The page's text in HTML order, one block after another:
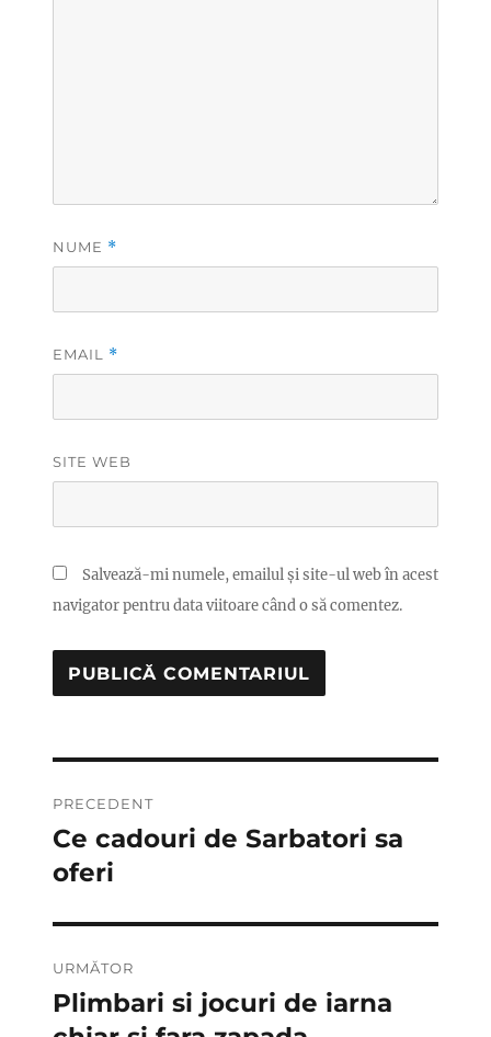
NUME *
EMAIL *
SITE WEB
Salvează-mi numele, emailul și site-ul web în acest
navigator pentru data viitoare când o să comentez.
în
articole
PRECEDENT
Articolul
anterior:
Ce cadouri de Sarbatori sa
oferi
URMĂTOR
Articolul
următor:
Plimbari si jocuri de iarna